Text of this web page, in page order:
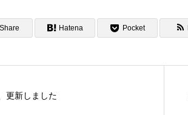
Share Hatena Pocket
更新しました